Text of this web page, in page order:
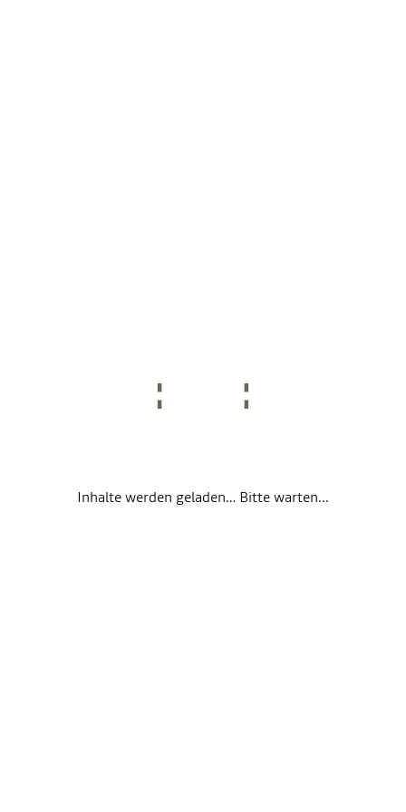
Inhalte werden geladen… Bitte warten...